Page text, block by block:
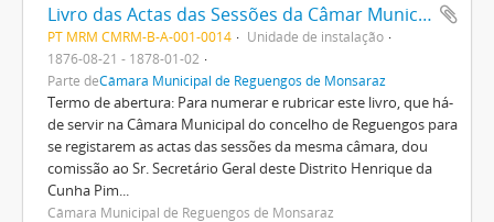
Livro das Actas das Sessões da Câmar Municipal do concelho de Reguengos com início em 28 de Agosto de 1876
PT MRM CMRM-B-A-001-0014
Unidade de instalação
1876-08-21 - 1878-01-02
Parte deCâmara Municipal de Reguengos de Monsaraz
Termo de abertura: Para numerar e rubricar este livro, que há-
de servir na Câmara Municipal do concelho de Reguengos para
se registarem as actas das sessões da mesma câmara, dou
comissão ao Sr. Secretário Geral deste Distrito Henrique da
Cunha Pim...
Câmara Municipal de Reguengos de Monsaraz